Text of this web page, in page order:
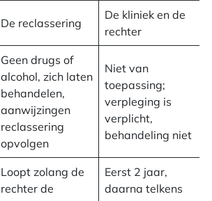
De reclassering
De kliniek en de
rechter
Geen drugs of
alcohol, zich laten
behandelen,
aanwijzingen
reclassering
opvolgen
Niet van
toepassing;
verpleging is
verplicht,
behandeling niet
Loopt zolang de
rechter de
Eerst 2 jaar,
daarna telkens